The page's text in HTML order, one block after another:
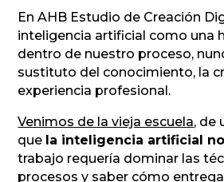
En AHB Estudio de Creación
inteligencia artificial como una
dentro de nuestro proceso,
sustituto del conocimiento, la
experiencia profesional.
Venimos de la vieja escuela, de
que la inteligencia artificial
trabajo requería dominar las
procesos y saber cómo